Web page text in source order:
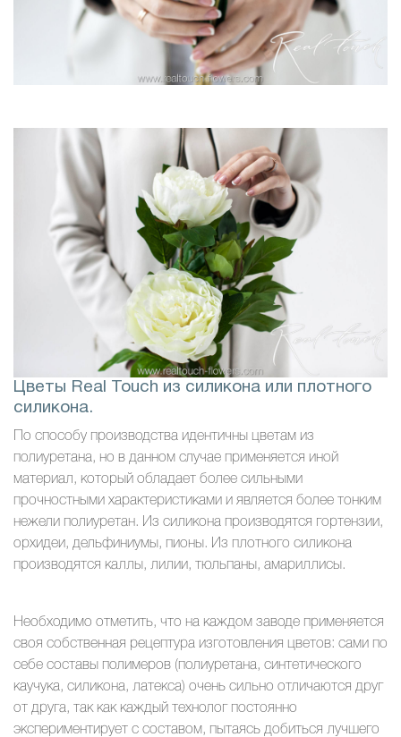
Цветы Real Touch из силикона или плотного
силикона.
По способу производства идентичны цветам из
полиуретана, но в данном случае применяется иной
материал, который обладает более сильными
прочностными характеристиками и является более тонким
нежели полиуретан. Из силикона производятся гортензии,
орхидеи, дельфиниумы, пионы. Из плотного силикона
производятся каллы, лилии, тюльпаны, амариллисы.
Необходимо отметить, что на каждом заводе применяется
своя собственная рецептура изготовления цветов: сами по
себе составы полимеров (полиуретана, синтетического
каучука, силикона, латекса) очень сильно отличаются друг
от друга, так как каждый технолог постоянно
экспериментирует с составом, пытаясь добиться лучшего